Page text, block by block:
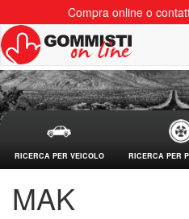
Compra online o
RICERCA PER VEICOLO RICERCA PER
MAK